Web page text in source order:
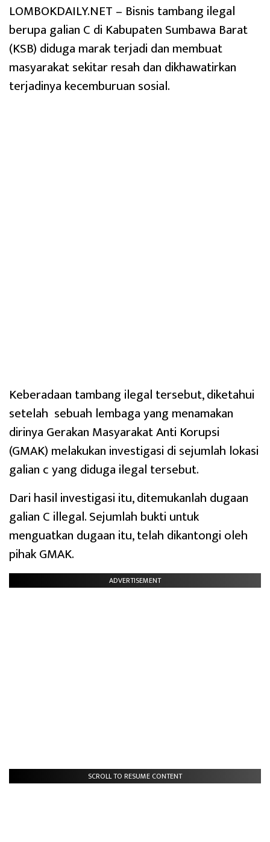
LOMBOKDAILY.NET – Bisnis tambang ilegal
berupa galian C di Kabupaten Sumbawa Barat
(KSB) diduga marak terjadi dan membuat
masyarakat sekitar resah dan dikhawatirkan
terjadinya kecemburuan sosial.
Keberadaan tambang ilegal tersebut, diketahui
setelah sebuah lembaga yang menamakan
dirinya Gerakan Masyarakat Anti Korupsi
(GMAK) melakukan investigasi di sejumlah lokasi
galian c yang diduga ilegal tersebut.
Dari hasil investigasi itu, ditemukanlah dugaan
galian C illegal. Sejumlah bukti untuk
menguatkan dugaan itu, telah dikantongi oleh
pihak GMAK.
ADVERTISEMENT
SCROLL TO RESUME CONTENT